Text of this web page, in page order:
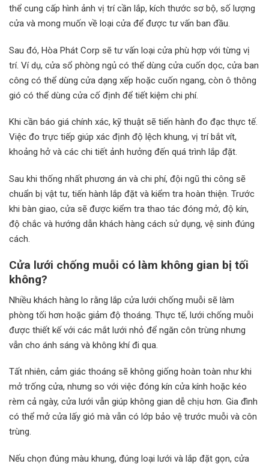
thể cung cấp hình ảnh vị trí cần lắp, kích thước sơ bộ, số lượng
cửa và mong muốn về loại cửa để được tư vấn ban đầu.
Sau đó, Hòa Phát Corp sẽ tư vấn loại cửa phù hợp với từng vị
trí. Ví dụ, cửa sổ phòng ngủ có thể dùng cửa cuốn dọc, cửa ban
công có thể dùng cửa dạng xếp hoặc cuốn ngang, còn ô thông
gió có thể dùng cửa cố định để tiết kiệm chi phí.
Khi cần báo giá chính xác, kỹ thuật sẽ tiến hành đo đạc thực tế.
Việc đo trực tiếp giúp xác định độ lệch khung, vị trí bắt vít,
khoảng hở và các chi tiết ảnh hưởng đến quá trình lắp đặt.
Sau khi thống nhất phương án và chi phí, đội ngũ thi công sẽ
chuẩn bị vật tư, tiến hành lắp đặt và kiểm tra hoàn thiện. Trước
khi bàn giao, cửa sẽ được kiểm tra thao tác đóng mở, độ kín,
độ chắc và hướng dẫn khách hàng cách sử dụng, vệ sinh đúng
cách.
Cửa lưới chống muỗi có làm không gian bị tối
không?
Nhiều khách hàng lo rằng lắp cửa lưới chống muỗi sẽ làm
phòng tối hơn hoặc giảm độ thoáng. Thực tế, lưới chống muỗi
được thiết kế với các mắt lưới nhỏ để ngăn côn trùng nhưng
vẫn cho ánh sáng và không khí đi qua.
Tất nhiên, cảm giác thoáng sẽ không giống hoàn toàn như khi
mở trống cửa, nhưng so với việc đóng kín cửa kính hoặc kéo
rèm cả ngày, cửa lưới vẫn giúp không gian dễ chịu hơn. Gia đình
có thể mở cửa lấy gió mà vẫn có lớp bảo vệ trước muỗi và côn
trùng.
Nếu chọn đúng màu khung, đúng loại lưới và lắp đặt gọn, cửa